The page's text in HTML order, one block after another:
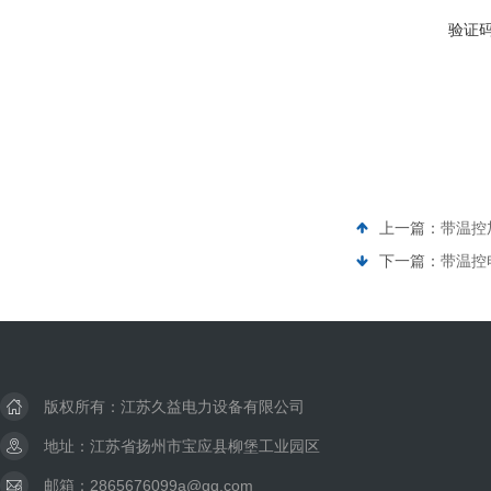
验证
上一篇： 带温控
下一篇： 带温控
版权所有：江苏久益电力设备有限公司
地址：江苏省扬州市宝应县柳堡工业园区
邮箱：2865676099a@qq.com